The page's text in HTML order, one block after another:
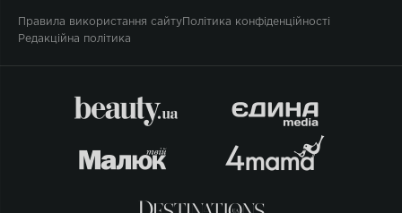
Правила використання сайту Політика конфіденційності
Редакційна політика